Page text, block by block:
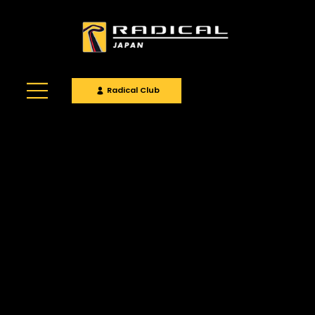
Radical Club